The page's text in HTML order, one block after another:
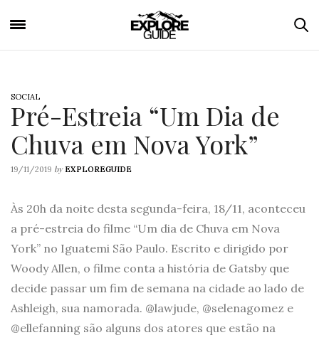
SOCIAL
Pré-Estreia “Um Dia de
Chuva em Nova York”
19/11/2019 by EXPLOREGUIDE
Às 20h da noite desta segunda-feira, 18/11, aconteceu
a pré-estreia do filme “Um dia de Chuva em Nova
York” no Iguatemi São Paulo. Escrito e dirigido por
Woody Allen, o filme conta a história de Gatsby que
decide passar um fim de semana na cidade ao lado de
Ashleigh, sua namorada. @lawjude, @selenagomez e
@ellefanning são alguns dos atores que estão na